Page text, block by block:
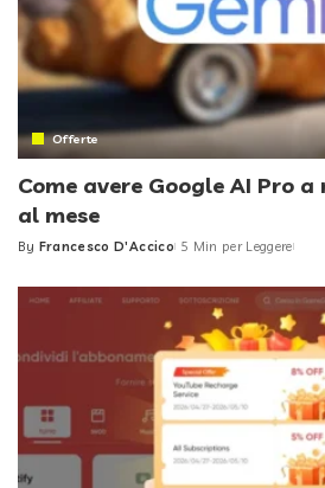
Offerte
Come avere Google AI Pro
al mese
Posted
By Francesco D'Accico 5 Min per Leggere